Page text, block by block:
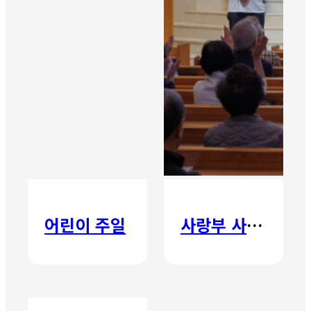
어린이 주일 사랑부 사랑주일